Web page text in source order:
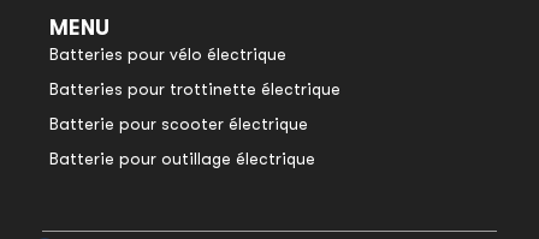
MENU
Batteries pour vélo électrique
Batteries pour trottinette électrique
Batterie pour scooter électrique
Batterie pour outillage électrique